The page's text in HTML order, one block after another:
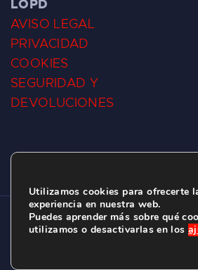
LOPD
AVISO LEGAL
PRIVACIDAD
COOKIES
SEGURIDAD Y
DEVOLUCIONES
CLUB DE SURF LAS DUNAS ©2026.
C/ BERNARDO ÁLVAREZ GALAN 1,
Utilizamos cookies para ofrecerte
experiencia en nuestra web.
Puedes aprender más sobre qué
utilizamos o desactivarlas en los